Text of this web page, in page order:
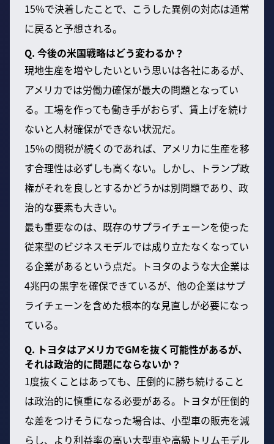
15%で決着したことで、こうした異例の対応は通常
に戻ると予想される。
Q. 今後の米国戦略はどう変わるか？
現地生産を増やしたいという思いは各社にあるが、
アメリカでは労働力確保が最大の問題となってい
る。工場を作っても働き手がおらず、賃上げを続け
ないと人材確保ができない状況だ。
15%の関税が続くのであれば、アメリカに生産を移
す合理性は必ずしも高くない。しかし、トランプ政
権がそれを良しとするかどうかは別問題であり、政
治的な要素も大きい。
最も重要なのは、既存のサプライチェーンを使った
従来型のビジネスモデルでは成り立たなくなってい
る企業があるという点だ。トヨタのような大企業は
4兆円の黒字を確保できているが、他の企業はサプ
ライチェーンを含めた根本的な見直しが必要になっ
ている。
Q. トヨタはアメリカでGMを抜く可能性があるが、
それは政治的に問題にならないか？
1度抜くことはあっても、圧倒的に勝ち続けること
は政治的に慎重になる必要がある。トヨタが圧倒的
な差をつけそうになった場合は、小型車の販売を減
らし、より利益率の高い大型車や高級トリムモデル